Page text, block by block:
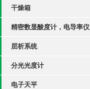
干燥箱
精密数显酸度计，电导率仪
层析系统
分光光度计
电子天平